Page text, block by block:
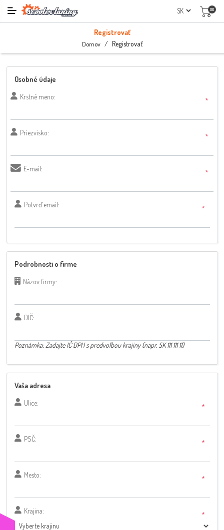
(0)
Registrovať
Domov / Registrovať
Osobné údaje
Krstné meno: *
Priezvisko: *
E-mail: *
Potvrď email: *
Podrobnosti o firme
Názov firmy:
DIČ:
Poznámka: Zadajte IČ DPH s predvoľbou krajiny (napr. SK 111 111 11)
Vaša adresa
Ulice: *
PSČ: *
Mesto: *
Krajina: *